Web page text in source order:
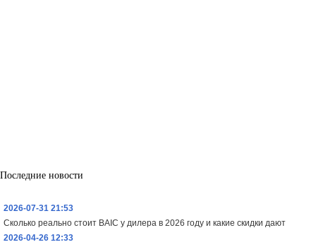
Последние новости
2026-07-31 21:53
Сколько реально стоит BAIC у дилера в 2026 году и какие скидки дают
2026-04-26 12:33